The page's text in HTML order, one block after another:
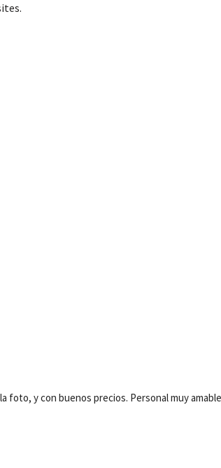
foto, y con buenos precios. Personal muy